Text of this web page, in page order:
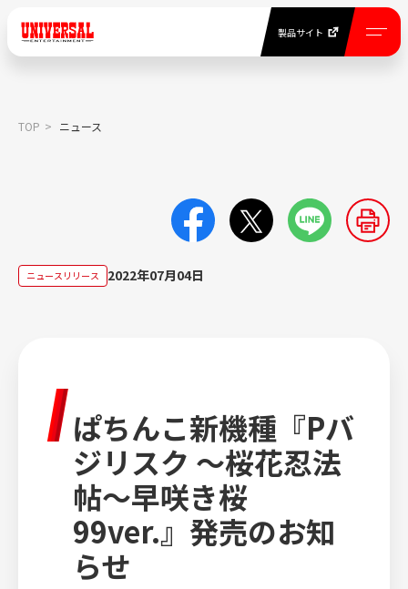
製品サイト
製品サイト
当社について
IR INFORMATION
投資家情報
RECRUIT
採用情報
EN
TOP ニュース
ニュースリリース 2022年07月04日
ぱちんこ新機種『Pバ
ジリスク ～桜花忍法
帖～早咲き桜
99ver.』発売のお知
らせ